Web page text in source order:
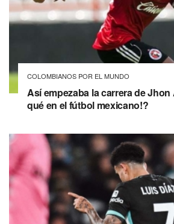
COLOMBIANOS POR EL MUNDO
Así empezaba la carrera de Jhon
qué en el fútbol mexicano!?